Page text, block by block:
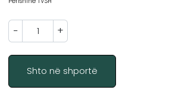
− +
Shto në shportë